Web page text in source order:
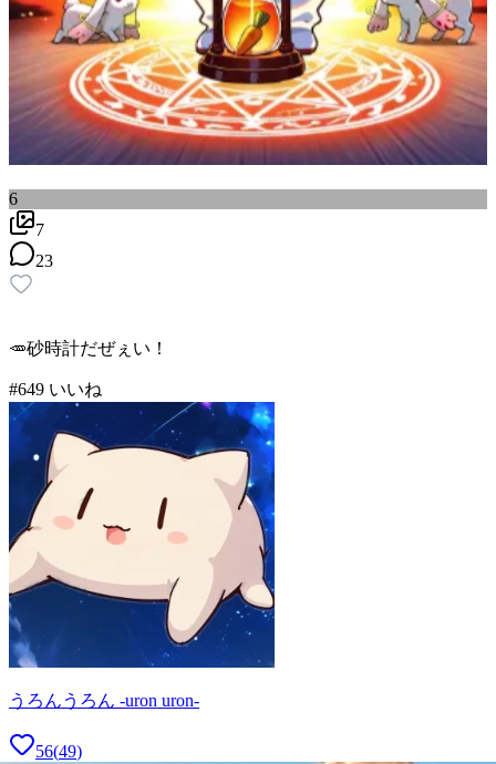
6
7
23
🥕砂時計だぜぇい！
#649 いいね
うろんうろん -uron uron-
56(49)